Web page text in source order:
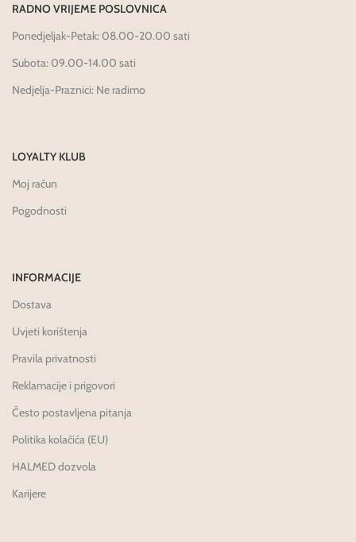
RADNO VRIJEME POSLOVNICA
Ponedjeljak-Petak: 08.00-20.00 sati
Subota: 09.00-14.00 sati
Nedjelja-Praznici: Ne radimo
LOYALTY KLUB
Moj račun
Pogodnosti
INFORMACIJE
Dostava
Uvjeti korištenja
Pravila privatnosti
Reklamacije i prigovori
Često postavljena pitanja
Politika kolačića (EU)
HALMED dozvola
Karijere